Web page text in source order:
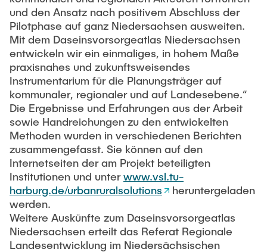
und den Ansatz nach positivem Abschluss der
Pilotphase auf ganz Niedersachsen ausweiten.
Mit dem Daseinsvorsorgeatlas Niedersachsen
entwickeln wir ein einmaliges, in hohem Maße
praxisnahes und zukunftsweisendes
Instrumentarium für die Planungsträger auf
kommunaler, regionaler und auf Landesebene.“
Die Ergebnisse und Erfahrungen aus der Arbeit
sowie Handreichungen zu den entwickelten
Methoden wurden in verschiedenen Berichten
zusammengefasst. Sie können auf den
Internetseiten der am Projekt beteiligten
Institutionen und unterwww.vsl.tu-
harburg.de/urbanruralsolutions
heruntergeladen
werden.
Weitere Auskünfte zum Daseinsvorsorgeatlas
Niedersachsen erteilt das Referat Regionale
Landesentwicklung im Niedersächsischen